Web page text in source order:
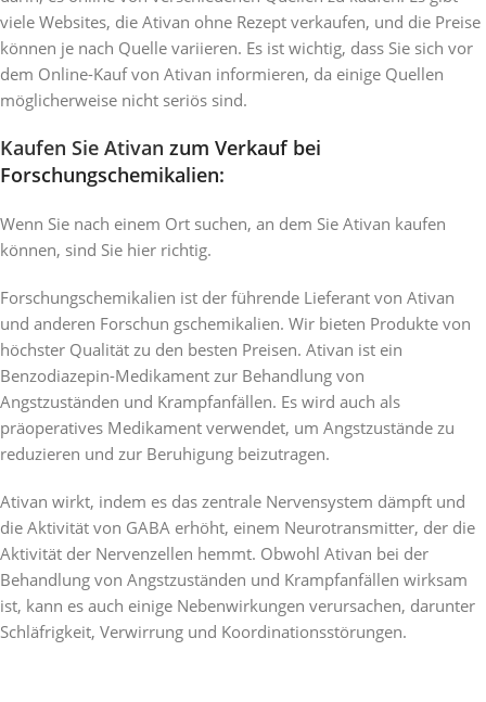
viele Websites, die Ativan ohne Rezept verkaufen, und die Preise
können je nach Quelle variieren. Es ist wichtig, dass Sie sich vor
dem Online-Kauf von Ativan informieren, da einige Quellen
möglicherweise nicht seriös sind.
Kaufen Sie Ativan zum Verkauf bei
Forschungschemikalien:
Wenn Sie nach einem Ort suchen, an dem Sie Ativan kaufen
können, sind Sie hier richtig.
Forschungschemikalien ist der führende Lieferant von Ativan
und anderen Forschun gschemikalien. Wir bieten Produkte von
höchster Qualität zu den besten Preisen. Ativan ist ein
Benzodiazepin-Medikament zur Behandlung von
Angstzuständen und Krampfanfällen. Es wird auch als
präoperatives Medikament verwendet, um Angstzustände zu
reduzieren und zur Beruhigung beizutragen.
Ativan wirkt, indem es das zentrale Nervensystem dämpft und
die Aktivität von GABA erhöht, einem Neurotransmitter, der die
Aktivität der Nervenzellen hemmt. Obwohl Ativan bei der
Behandlung von Angstzuständen und Krampfanfällen wirksam
ist, kann es auch einige Nebenwirkungen verursachen, darunter
Schläfrigkeit, Verwirrung und Koordinationsstörungen.